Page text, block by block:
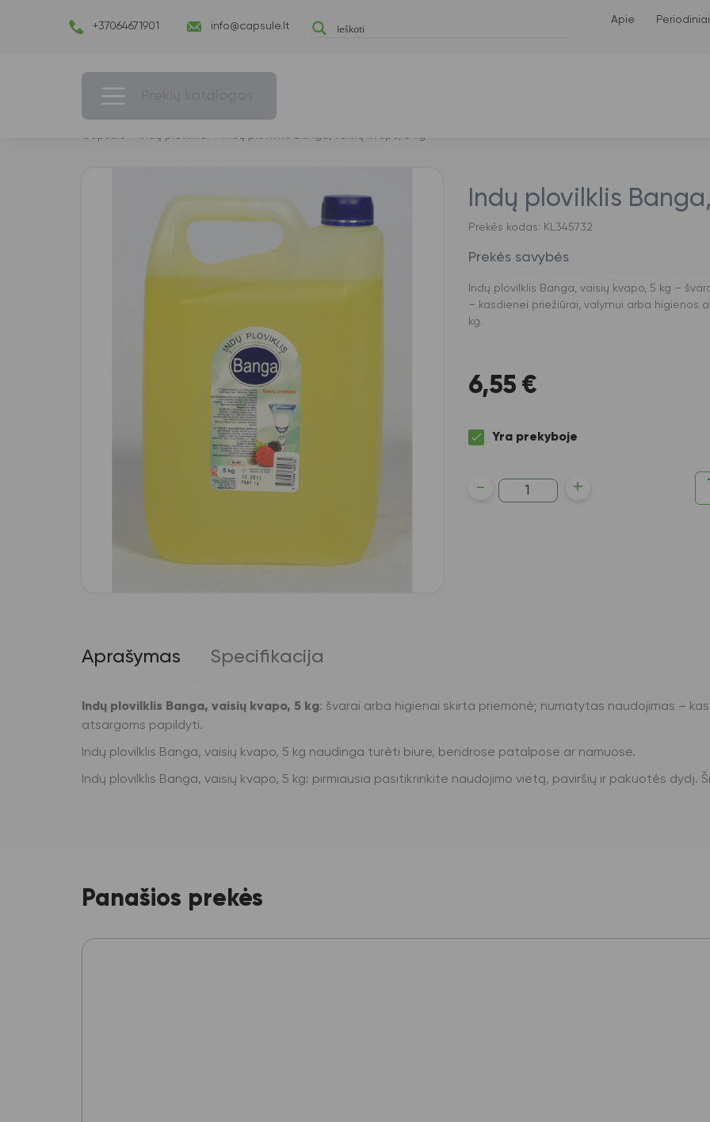
+37064671901 info@capsule.lt
Apie
Capsulė Indų plovikliai Indų plovilklis Banga, vaisių kvapo, 5 kg
Indų plovilklis
Prekės kodas: KL345732
Prekės savybės
Indų plovilklis Banga, vaisių kvapo, 5 kg –
– kasdienei priežiūrai, valymui arba higienos
kg.
6,55 €
Yra prekyboje
produkto
kiekis:
Indų
- +
Aprašymas Specifikacija
Indų plovilklis Banga, vaisių kvapo, 5 kg: švarai arba higienai skirta priemonė; numatytas naudojimas –
atsargoms papildyti.
Indų plovilklis Banga, vaisių kvapo, 5 kg naudinga turėti biure, bendrose patalpose ar namuose.
Indų plovilklis Banga, vaisių kvapo, 5 kg: pirmiausia pasitikrinkite naudojimo vietą, paviršių ir pakuotės dydį.
Panašios prekės